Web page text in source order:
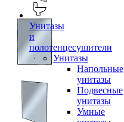
Унитазы
и
полотенцесушители
Унитазы
Напольные
унитазы
Подвесные
унитазы
Умные